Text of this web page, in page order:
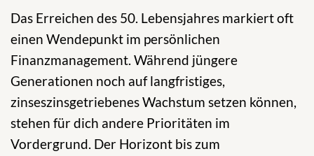
Das Erreichen des 50. Lebensjahres markiert oft
einen Wendepunkt im persönlichen
Finanzmanagement. Während jüngere
Generationen noch auf langfristiges,
zinseszinsgetriebenes Wachstum setzen können,
stehen für dich andere Prioritäten im
Vordergrund. Der Horizont bis zum